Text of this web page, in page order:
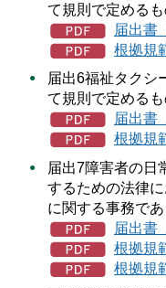
て規則で定める
届出書
根拠規
届出6福祉タクシ
て規則で定める
届出書
根拠規
届出7障害者の日
するための法律
に関する事務で
届出書
根拠規
根拠規